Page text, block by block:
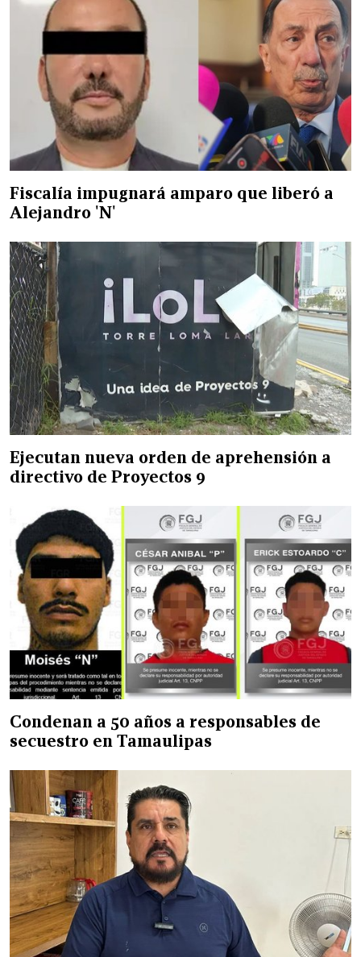
Fiscalía impugnará amparo que liberó a
Alejandro 'N'
Ejecutan nueva orden de aprehensión a
directivo de Proyectos 9
Condenan a 50 años a responsables de
secuestro en Tamaulipas